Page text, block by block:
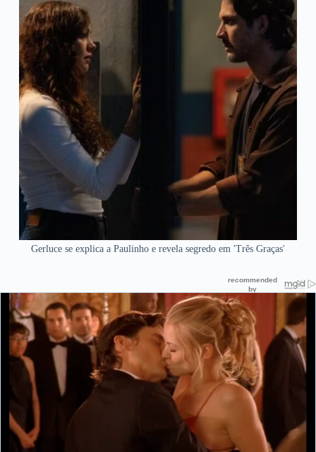
Gerluce se explica a Paulinho e revela segredo em 'Três Graças'